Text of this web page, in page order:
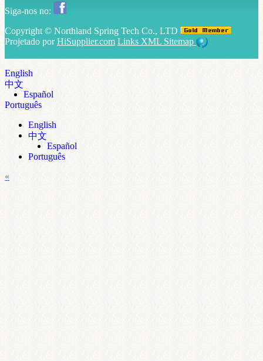
Siga-nos no:
Copyright © Northland Spring Tech Co., LTD
Projetado porHiSupplier.com Links XML Sitemap
English
中文
Español
Português
English
中文
Español
Português
«